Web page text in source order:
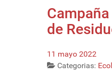
de
11 mayo 2022
Categorias: